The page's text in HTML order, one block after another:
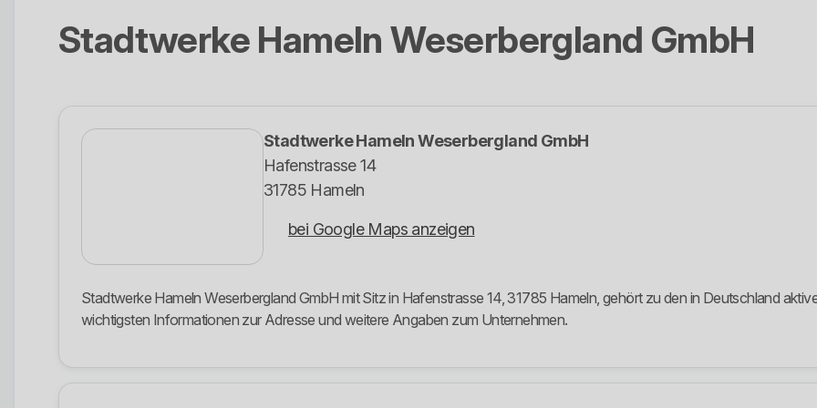
Stadtwerke Hameln Weserbergland GmbH
Stadtwerke Hameln Weserbergland GmbH
Hafenstrasse 14
31785 Hameln
bei Google Maps anzeigen
Stadtwerke Hameln Weserbergland GmbH mit Sitz in Hafenstrasse 14, 31785 Hameln, gehört zu den in Deutschland
wichtigsten Informationen zur Adresse und weitere Angaben zum Unternehmen.